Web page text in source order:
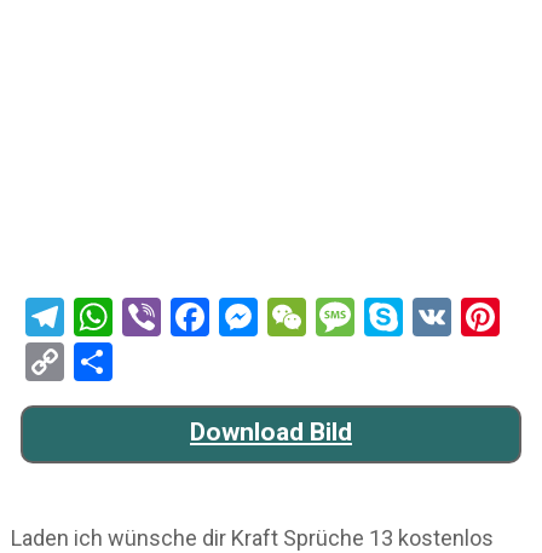
Telegram
WhatsApp
ViberFacebook
Messenger
WeChat
Message
Skype
VK
Copy
Link
Download Bild
Laden ich wünsche dir Kraft Sprüche 13 kostenlos